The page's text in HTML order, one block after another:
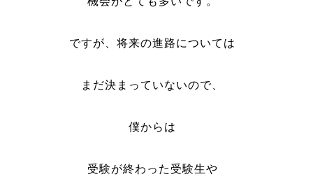
ですが、将来の進路については
まだ決まっていないので、
僕からは
受験が終わった受験生や